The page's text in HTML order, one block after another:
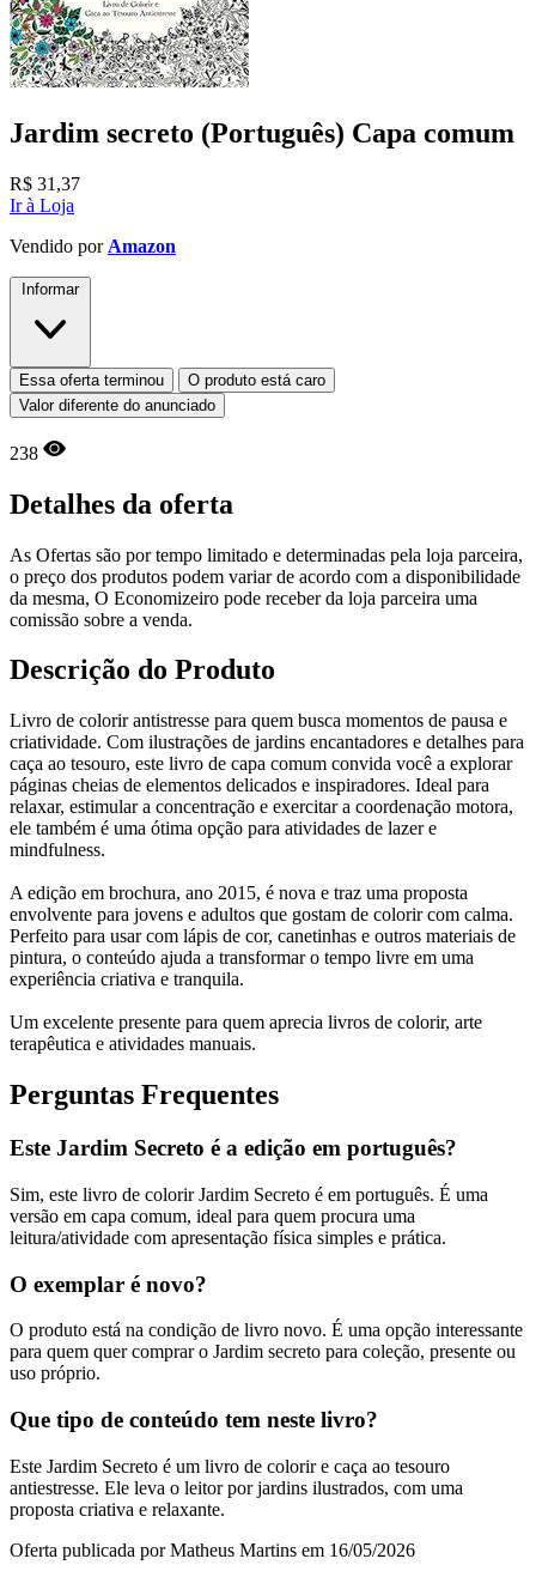
Jardim secreto (Português) Capa comum
R$ 31,37
Ir à Loja
Vendido por Amazon
Informar
Essa oferta terminou
O produto está caro
Valor diferente do anunciado
238
Detalhes da oferta
As Ofertas são por tempo limitado e determinadas pela loja parceira,
o preço dos produtos podem variar de acordo com a disponibilidade
da mesma, O Economizeiro pode receber da loja parceira uma
comissão sobre a venda.
Descrição do Produto
Livro de colorir antistresse para quem busca momentos de pausa e
criatividade. Com ilustrações de jardins encantadores e detalhes para
caça ao tesouro, este livro de capa comum convida você a explorar
páginas cheias de elementos delicados e inspiradores. Ideal para
relaxar, estimular a concentração e exercitar a coordenação motora,
ele também é uma ótima opção para atividades de lazer e
mindfulness.
A edição em brochura, ano 2015, é nova e traz uma proposta
envolvente para jovens e adultos que gostam de colorir com calma.
Perfeito para usar com lápis de cor, canetinhas e outros materiais de
pintura, o conteúdo ajuda a transformar o tempo livre em uma
experiência criativa e tranquila.
Um excelente presente para quem aprecia livros de colorir, arte
terapêutica e atividades manuais.
Perguntas Frequentes
Este Jardim Secreto é a edição em português?
Sim, este livro de colorir Jardim Secreto é em português. É uma
versão em capa comum, ideal para quem procura uma
leitura/atividade com apresentação física simples e prática.
O exemplar é novo?
O produto está na condição de livro novo. É uma opção interessante
para quem quer comprar o Jardim secreto para coleção, presente ou
uso próprio.
Que tipo de conteúdo tem neste livro?
Este Jardim Secreto é um livro de colorir e caça ao tesouro
antiestresse. Ele leva o leitor por jardins ilustrados, com uma
proposta criativa e relaxante.
Oferta publicada por Matheus Martins em 16/05/2026